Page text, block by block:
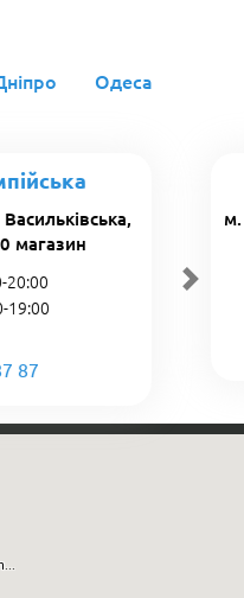
Одеса
магазин
20:00
19:00
87